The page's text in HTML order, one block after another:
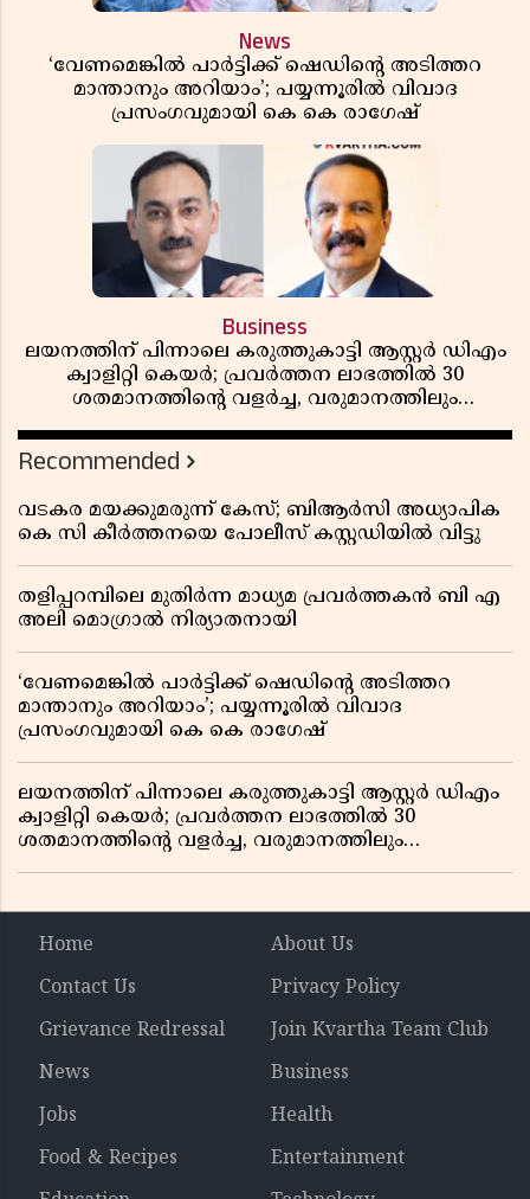
News
‘വേണമെങ്കിൽ പാർട്ടിക്ക് ഷെഡിൻ്റെ അടിത്തറ
മാന്താനും അറിയാം’; പയ്യന്നൂരിൽ വിവാദ
പ്രസംഗവുമായി കെ കെ രാഗേഷ്
Business
ലയനത്തിന് പിന്നാലെ കരുത്തുകാട്ടി ആസ്റ്റർ ഡിഎം
ക്വാളിറ്റി കെയർ; പ്രവർത്തന ലാഭത്തിൽ 30
ശതമാനത്തിൻ്റെ വളർച്ച, വരുമാനത്തിലും
റിപ്പോർട്ട് പുറത്ത്
Recommended
വടകര മയക്കുമരുന്ന് കേസ്; ബിആർസി അധ്യാപിക
കെ സി കീർത്തനയെ പോലീസ് കസ്റ്റഡിയിൽ വിട്ടു
തളിപ്പറമ്പിലെ മുതിർന്ന മാധ്യമ പ്രവർത്തകൻ ബി എ
അലി മൊഗ്രാൽ നിര്യാതനായി
‘വേണമെങ്കിൽ പാർട്ടിക്ക് ഷെഡിൻ്റെ അടിത്തറ
മാന്താനും അറിയാം’; പയ്യന്നൂരിൽ വിവാദ
പ്രസംഗവുമായി കെ കെ രാഗേഷ്
ലയനത്തിന് പിന്നാലെ കരുത്തുകാട്ടി ആസ്റ്റർ ഡിഎം
ക്വാളിറ്റി കെയർ; പ്രവർത്തന ലാഭത്തിൽ 30
ശതമാനത്തിൻ്റെ വളർച്ച, വരുമാനത്തിലും
Home
About Us
Contact Us
Privacy Policy
Grievance Redressal
Join Kvartha Team Club
News
Business
Jobs
Health
Food & Recipes
Entertainment